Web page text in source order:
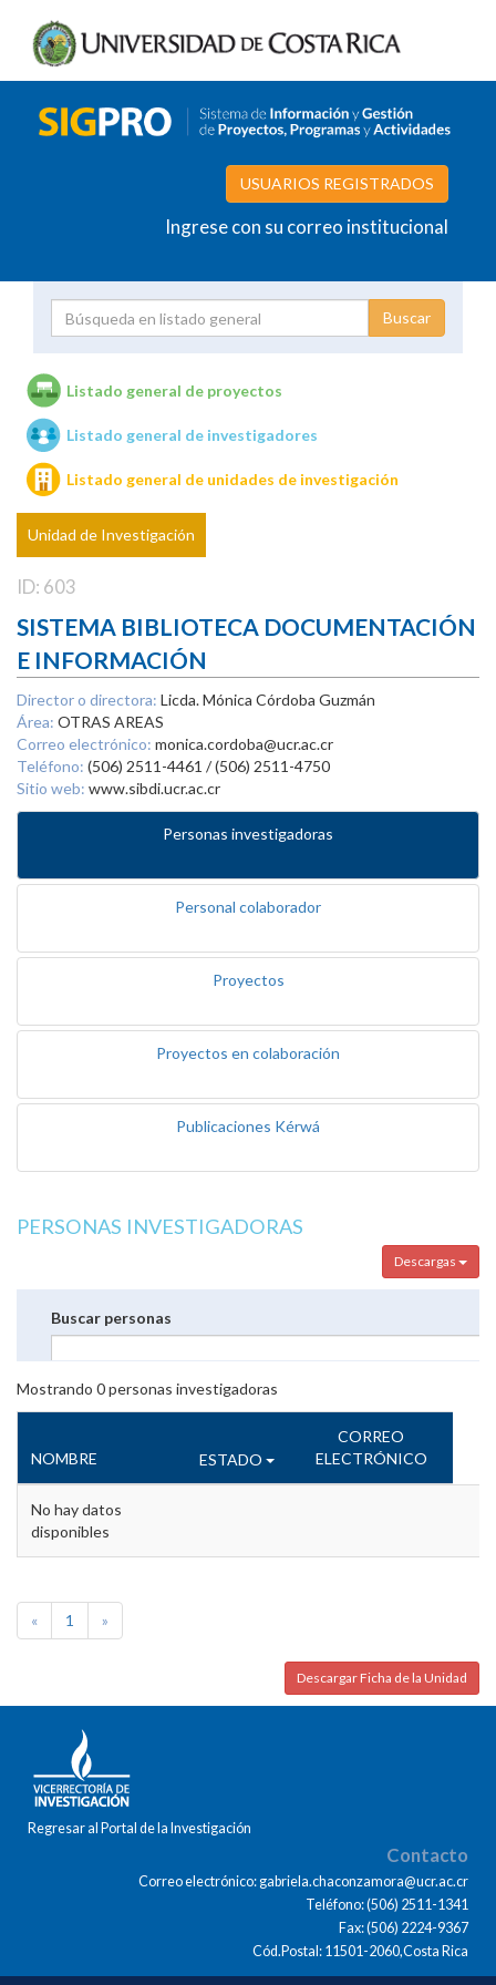
USUARIOS REGISTRADOS
Ingrese con su correo institucional
Unidades de investigación
Listado general de proyectos
Listado general de investigadores
Listado general de unidades de investigación
Unidad de Investigación
ID: 603
SISTEMA BIBLIOTECA DOCUMENTACIÓN
E INFORMACIÓN
Director o directora: Licda. Mónica Córdoba Guzmán
Área: OTRAS AREAS
Correo electrónico: monica.cordoba@ucr.ac.cr
Teléfono: (506) 2511-4461 / (506) 2511-4750
Sitio web: www.sibdi.ucr.ac.cr
Personas investigadoras
Personal colaborador
Proyectos
Proyectos en colaboración
Publicaciones Kérwá
PERSONAS INVESTIGADORAS
Descargas
Buscar personas
Mostrando 0personas investigadoras
NOMBRE ESTADO
CORREO
ELECTRÓNICO
No hay datos
disponibles
« 1 »
Descargar Ficha de la Unidad
Regresar al Portal de la Investigación
Contacto
Correo electrónico: gabriela.chaconzamora@ucr.ac.cr
Teléfono: (506) 2511-1341
Fax: (506) 2224-9367
Cód.Postal: 11501-2060,Costa Rica